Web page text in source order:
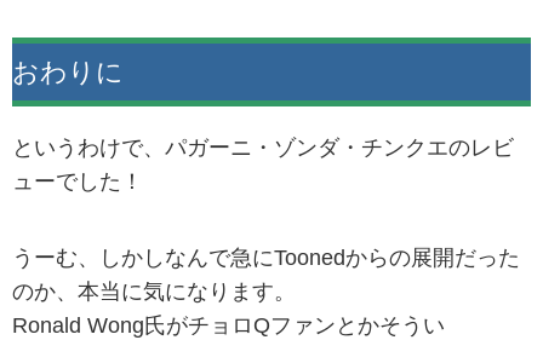
おわりに
というわけで、パガーニ・ゾンダ・チンクエのレビ
ューでした！
うーむ、しかしなんで急にToonedからの展開だった
のか、本当に気になります。
Ronald Wong氏がチョロQファンとかそうい